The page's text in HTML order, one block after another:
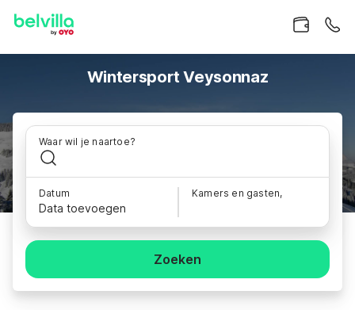
Wintersport Veysonnaz
Waar wil je naartoe?
Datum
Data toevoegen
Kamers en gasten,
Zoeken